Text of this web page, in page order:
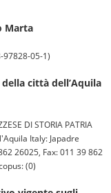
Marta
97828-05-1)
città dell’Aquila
DI STORIA PATRIA
Italy: Japadre
26025, Fax: 011 39 862
(0)